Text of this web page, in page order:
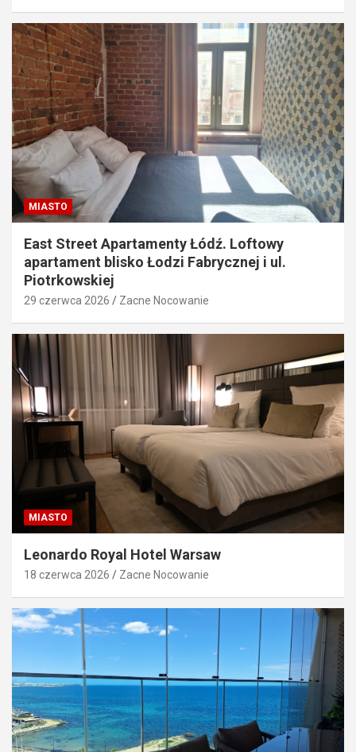
MIASTO
East Street Apartamenty Łódź. Loftowy
apartament blisko Łodzi Fabrycznej i ul.
Piotrkowskiej
29 czerwca 2026 Zacne Nocowanie
MIASTO
Leonardo Royal Hotel Warsaw
18 czerwca 2026 Zacne Nocowanie